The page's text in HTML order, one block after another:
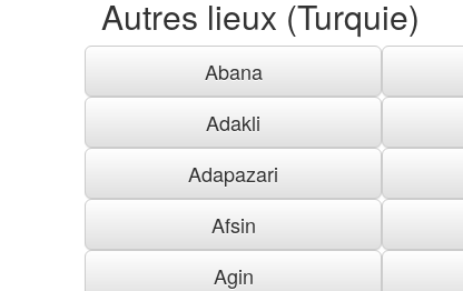
Autres lieux (Turquie)
Abana
Adakli
Adapazari
Afsin
Agin